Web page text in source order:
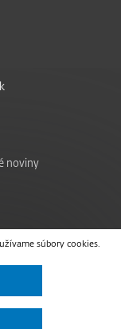
súbory cookies.
noviny